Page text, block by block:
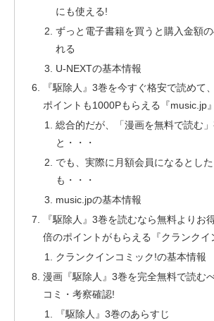
にも使える!
ずっと電子書籍を買うと購入金額
れる
U-NEXTの基本情報
『駆除人』3巻を今すぐ格安で読めて
ポイントも1000Pもらえる『music.jp』
総合的だが、「漫画を無料で読む
と・・・
でも、実際に月額会員になるとし
も・・・
music.jpの基本情報
『駆除人』3巻を読むなら無料よりお
倍のポイントがもらえる『クランクイ
クランクインコミック!の基本情報
漫画『駆除人』3巻を完全無料で読む
コミ・考察確認!
『駆除人』3巻のあらすじ